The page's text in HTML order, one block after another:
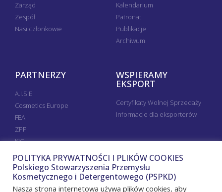
Zarząd
Zespół
Nasi członkowie
Kalendarium
Patronat
Publikacje
Archiwum
PARTNERZY
A.I.S.E
Cosmetics Europe
FEA
ZPP
KIG
WSPIERAMY
EKSPORT
Certyfikaty Wolnej Sprzedaży
Informacje dla eksporterów
POLITYKA PRYWATNOŚCI I PLIKÓW COOKIES
Polskiego Stowarzyszenia Przemysłu
Kosmetycznego i Detergentowego (PSPKD)
Nasza strona internetowa używa plików cookies, aby